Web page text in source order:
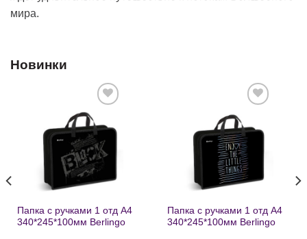
мира.
Новинки
Добавить
в список
желаний
Папка с ручками 1 отд А4
340*245*100мм Berlingo
Добавить
в список
желаний
Папка с ручками 1 отд А4
340*245*100мм Berlingo